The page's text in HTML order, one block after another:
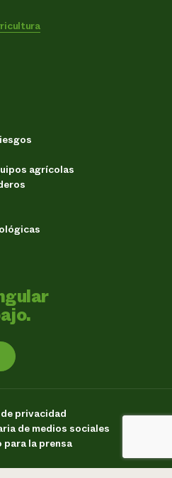
agrícolas
privacidad
de medios sociales
la prensa